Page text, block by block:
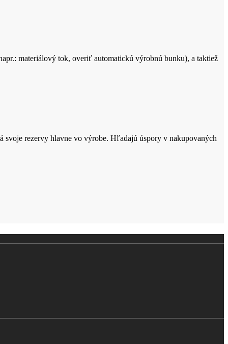
materiálový tok, overiť automatickú výrobnú bunku), a taktiež
svoje rezervy hlavne vo výrobe. Hľadajú úspory v nakupovaných